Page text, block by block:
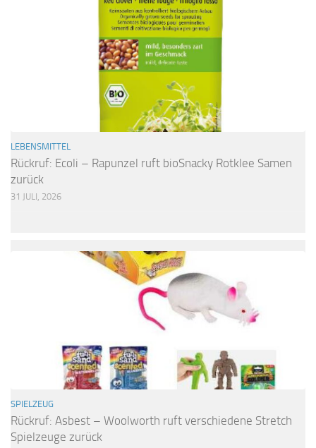
LEBENSMITTEL
Rückruf: Ecoli – Rapunzel ruft bioSnacky Rotklee Samen
zurück
31 JULI, 2026
SPIELZEUG
Rückruf: Asbest – Woolworth ruft verschiedene Stretch
Spielzeuge zurück